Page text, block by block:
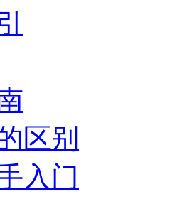
区别
入门